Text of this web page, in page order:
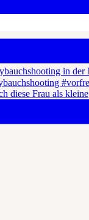
diese Frau als kleine